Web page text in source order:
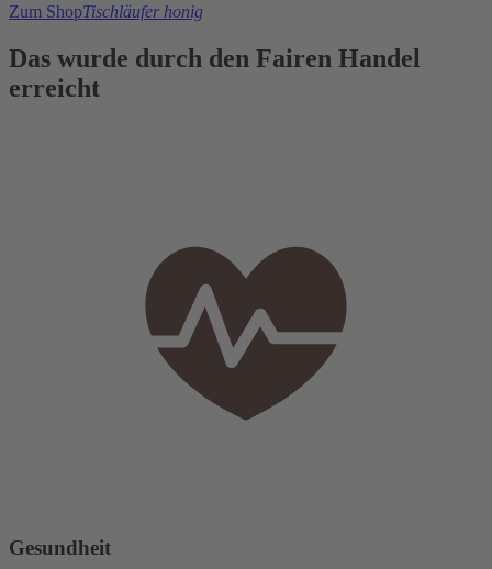
Zum ShopTischläufer honig
Das wurde durch den Fairen Handel
erreicht
Gesundheit